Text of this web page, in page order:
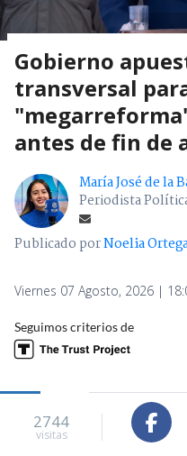
Gobierno
transversal
antes de fin de
María José de la
Periodista
Publicado porNoelia
Viernes 07 Agosto, 2026 |
Seguimos criterios de
2744
visitas